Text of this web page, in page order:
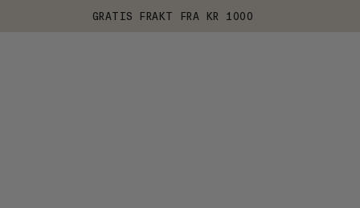
GRATIS FRAKT FRA KR 1000